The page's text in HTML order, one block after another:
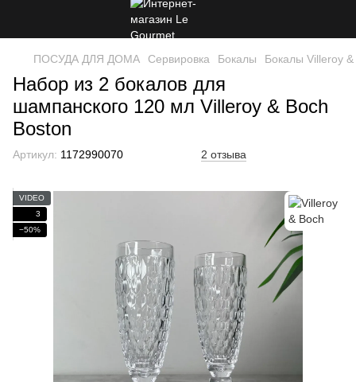
ПОСУДА ДЛЯ ДОМА Сервировка Бокалы Бокалы Villeroy &
Набор из 2 бокалов для
шампанского 120 мл Villeroy & Boch
Boston
Артикул: 1172990070 2 отзыва
VIDEO
3
−50%